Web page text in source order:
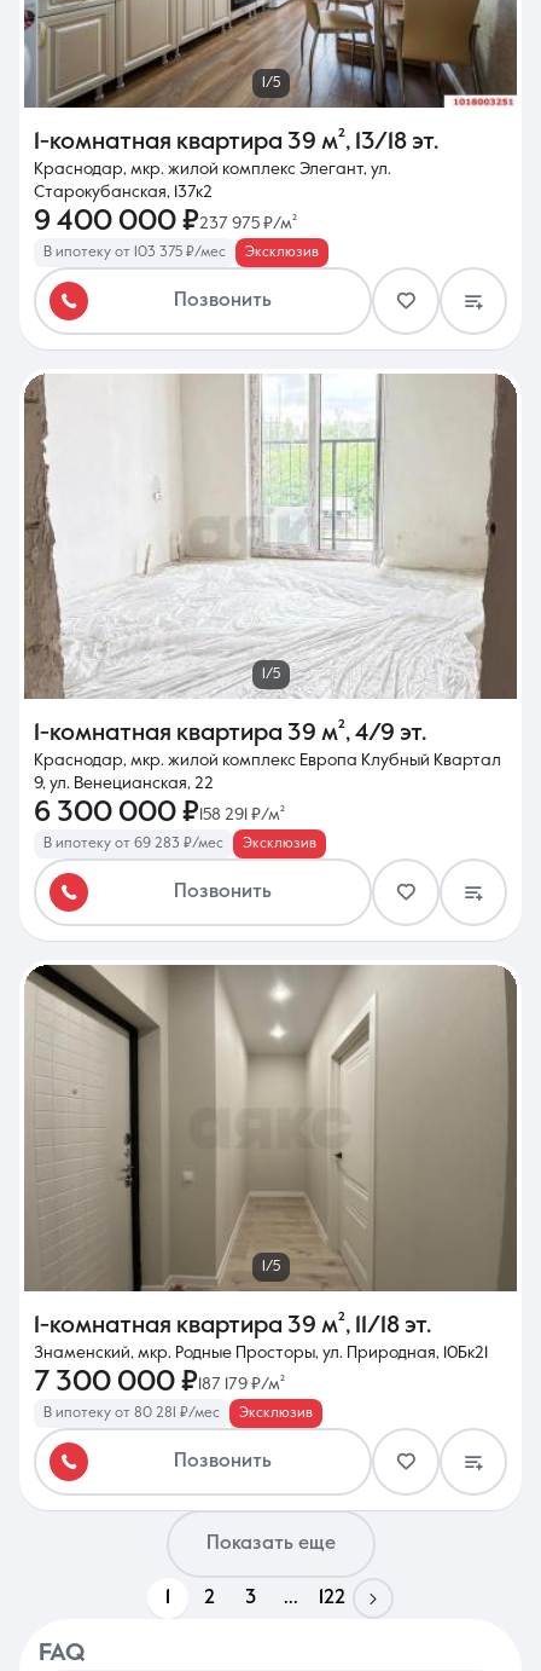
1/5
1-комнатная квартира 39 м², 13/18 эт.
Краснодар, мкр. жилой комплекс Элегант, ул.
Старокубанская, 137к2
9 400 000 ₽237 975 ₽/м²
В ипотеку от 103 375 ₽/мес Эксклюзив
Позвонить
1/5
1-комнатная квартира 39 м², 4/9 эт.
Краснодар, мкр. жилой комплекс Европа Клубный Квартал
9, ул. Венецианская, 22
6 300 000 ₽ 158 291 ₽/м²
В ипотеку от 69 283 ₽/мес Эксклюзив
Позвонить
1/5
1-комнатная квартира 39 м², 11/18 эт.
Знаменский, мкр. Родные Просторы, ул. Природная, 10Бк21
7 300 000 ₽187 179 ₽/м²
В ипотеку от 80 281 ₽/мес Эксклюзив
Позвонить
Показать еще
2 3 ... 122
FAQ